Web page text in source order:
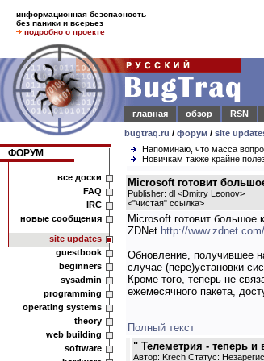
информационная безопасность
без паники и всерьез
подробно о проекте
главная
обзор RSN
bugtraq.ru / форум / site
ФОРУМ
все доски
FAQ
IRC
новые сообщения
site updates
guestbook
beginners
sysadmin
programming
operating systems
theory
web building
software
Напоминаю, что масса
Новичкам также крайне
Microsoft готовит
Publisher: dl <Dmitry Leonov>
<"чистая" ссылка>
Microsoft готовит большое
ZDNet http://
Обновление, получившее
случае (пере)установки
Кроме того, теперь не
ежемесячного пакета,
Полный текст
" Телеметрия - теперь
Автор: Krech Статус: